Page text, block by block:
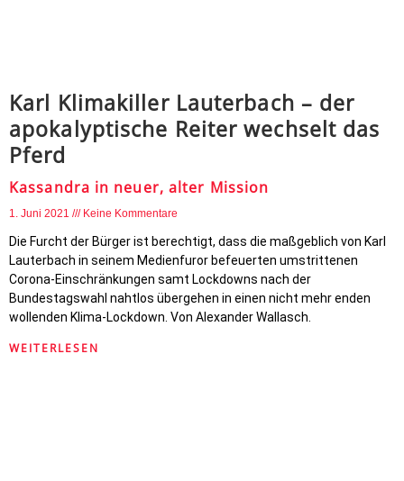
Karl Klimakiller Lauterbach – der
apokalyptische Reiter wechselt das
Pferd
Kassandra in neuer, alter Mission
1. Juni 2021 Keine Kommentare
Die Furcht der Bürger ist berechtigt, dass die maßgeblich von Karl
Lauterbach in seinem Medienfuror befeuerten umstrittenen
Corona-Einschränkungen samt Lockdowns nach der
Bundestagswahl nahtlos übergehen in einen nicht mehr enden
wollenden Klima-Lockdown. Von Alexander Wallasch.
WEITERLESEN